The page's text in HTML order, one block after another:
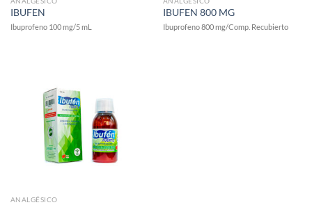
IBUFEN
Ibuprofeno 100 mg/5 mL
IBUFEN 800 MG
Ibuprofeno 800 mg/Comp. Recubierto
ANALGÉSICO